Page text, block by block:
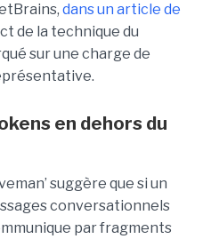
dans un article de
de la technique du
sur une charge de
en dehors du
suggère que si un
conversationnels
par fragments